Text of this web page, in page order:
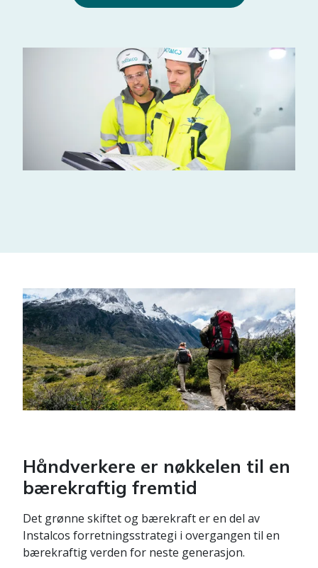
Håndverkere er nøkkelen til en
bærekraftig fremtid
Det grønne skiftet og bærekraft er en del av
Instalcos forretningsstrategi i overgangen til en
bærekraftig verden for neste generasjon.